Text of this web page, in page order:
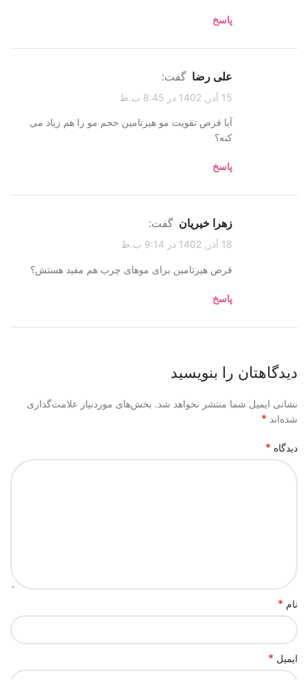
پاسخ
علی رضا گفت:
15 آذر, 1402 در 8:45 ب.ظ
آیا قرص تقویت مو هیرتامین حجم مو را هم زیاد می
کنه؟
پاسخ
زهرا خیریان گفت:
18 آذر, 1402 در 9:14 ب.ظ
قرص هیرتامین برای موهای چرب هم مفید هستش؟
پاسخ
دیدگاهتان را بنویسید
نشانی ایمیل شما منتشر نخواهد شد. بخش‌های موردنیاز علامت‌گذاری
شده‌اند *
دیدگاه *
نام *
ایمیل *